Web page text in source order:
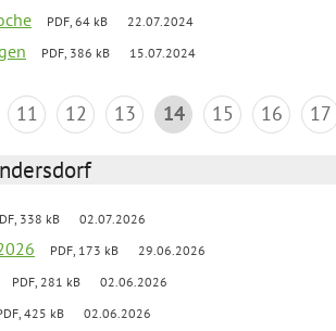
PDF, 64 kB 22.07.2024
PDF, 386 kB 15.07.2024
11 12 13 14 15 16 17
338 kB 02.07.2026
PDF, 173 kB 29.06.2026
PDF, 281 kB 02.06.2026
425 kB 02.06.2026